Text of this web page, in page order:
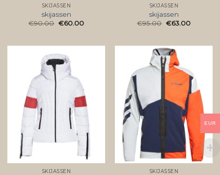
SKIJASSEN
skijassen
€90.00 €60.00
SKIJASSEN
skijassen
€95.00 €63.00
SKIJASSEN SKIJASSEN
EUR